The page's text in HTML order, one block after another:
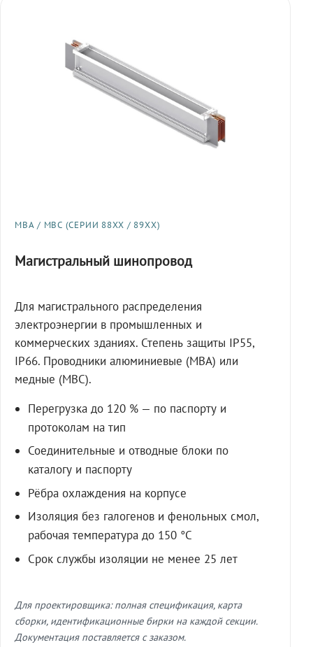
МВА / МВС (СЕРИИ 88XX / 89XX)
Магистральный шинопровод
Для магистрального распределения
электроэнергии в промышленных и
коммерческих зданиях. Степень защиты IP55,
IP66. Проводники алюминиевые (МВА) или
медные (МВС).
Перегрузка до 120 % — по паспорту и
протоколам на тип
Соединительные и отводные блоки по
каталогу и паспорту
Рёбра охлаждения на корпусе
Изоляция без галогенов и фенольных смол,
рабочая температура до 150 °C
Срок службы изоляции не менее 25 лет
Для проектировщика: полная спецификация, карта
сборки, идентификационные бирки на каждой секции.
Документация поставляется с заказом.